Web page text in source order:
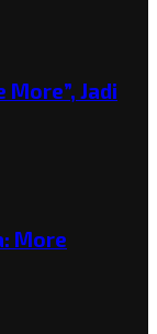
More”, Jadi
More